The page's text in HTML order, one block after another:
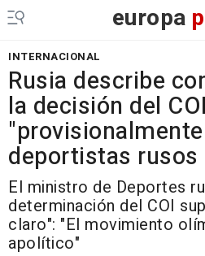
europa
INTERNACIONAL
Rusia describe
la decisión del
deportistas rusos
El ministro de Deportes
determinación del COI
claro": "El movimiento
apolítico"